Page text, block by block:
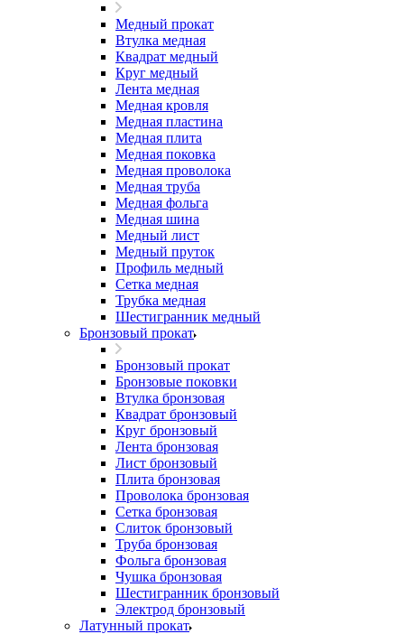
Медный прокат
Втулка медная
Квадрат медный
Круг медный
Лента медная
Медная кровля
Медная пластина
Медная плита
Медная поковка
Медная проволока
Медная труба
Медная фольга
Медная шина
Медный лист
Медный пруток
Профиль медный
Сетка медная
Трубка медная
Шестигранник медный
Бронзовый прокат
Бронзовый прокат
Бронзовые поковки
Втулка бронзовая
Квадрат бронзовый
Круг бронзовый
Лента бронзовая
Лист бронзовый
Плита бронзовая
Проволока бронзовая
Сетка бронзовая
Слиток бронзовый
Труба бронзовая
Фольга бронзовая
Чушка бронзовая
Шестигранник бронзовый
Электрод бронзовый
Латунный прокат